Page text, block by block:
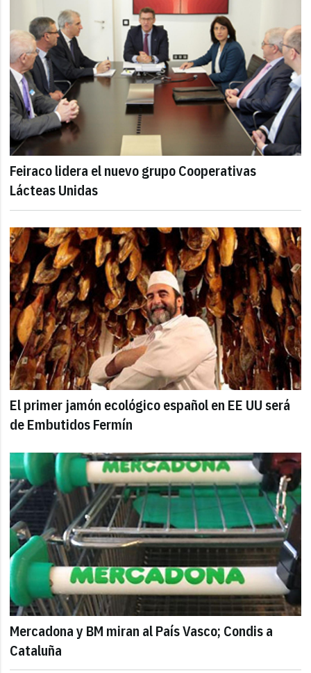
Feiraco lidera el nuevo grupo Cooperativas
Lácteas Unidas
El primer jamón ecológico español en EE UU será
de Embutidos Fermín
Mercadona y BM miran al País Vasco; Condis a
Cataluña